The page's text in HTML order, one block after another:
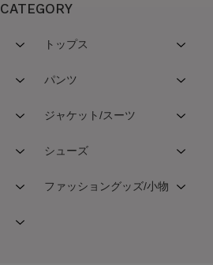
CATEGORY
トップス
パンツ
ジャケット/スーツ
シューズ
ファッショングッズ/小物